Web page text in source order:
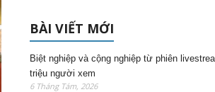
BÀI VIẾT MỚI
Biệt nghiệp và cộng nghiệp từ phiên
triệu người xem
6 Tháng Tám, 2026